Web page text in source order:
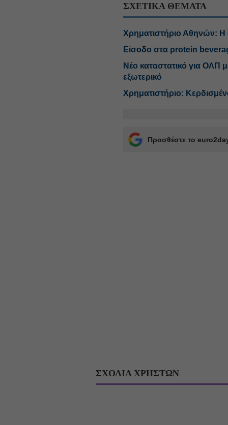
ΣΧΕΤΙΚΑ ΘΕΜΑΤΑ
Χρηματιστήριο Αθηνών: Η
Είσοδο στα protein
Νέο καταστατικό για ΟΛΠ
εξωτερικό
Χρηματιστήριο:
Προσθέστε το
ΣΧΟΛΙΑ ΧΡΗΣΤΩΝ